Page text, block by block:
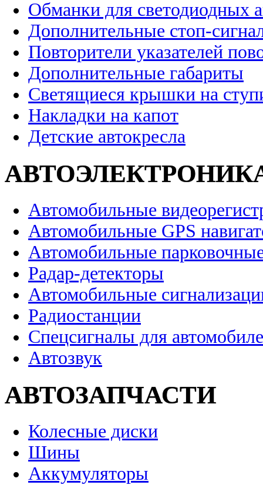
Обманки для светодиодных
Дополнительные стоп-
Повторители указателей
Дополнительные габариты
Светящиеся крышки на
Накладки на капот
Детские автокресла
Автомобильные
Автомобильные GPS
Автомобильные
Радар-детекторы
Автомобильные
Радиостанции
Спецсигналы для
Автозвук
АВТОЗАПЧАСТИ
Колесные диски
Шины
Аккумуляторы